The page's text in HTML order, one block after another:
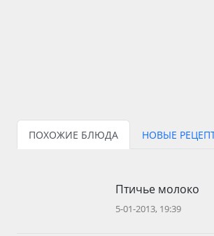
ПОХОЖИЕ БЛЮДА НОВЫЕ
Птичье молоко
5-01-2013, 19:39